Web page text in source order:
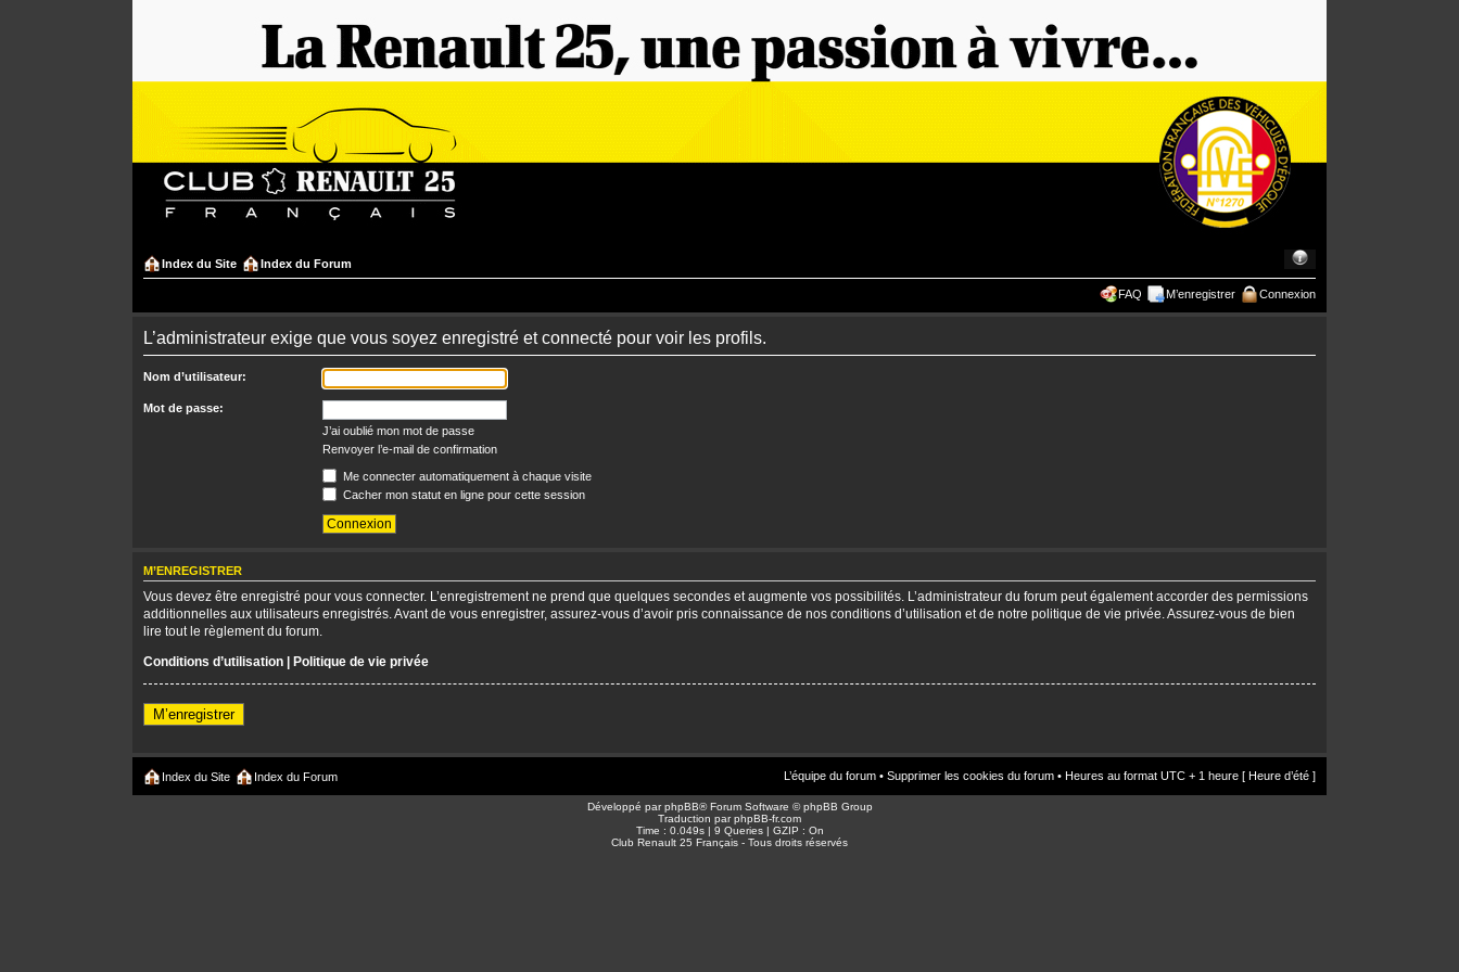
Index du Site Index du Forum
FAQ M’enregistrer Connexion
L’administrateur exige que vous soyez enregistré et connecté pour voir les profils.
Nom d’utilisateur:
Mot de passe:
J’ai oublié mon mot de passe
Renvoyer l’e-mail de confirmation
Me connecter automatiquement à chaque visite
Cacher mon statut en ligne pour cette session
M’ENREGISTRER
Vous devez être enregistré pour vous connecter. L’enregistrement ne prend que quelques secondes et augmente vos possibilités. L’administrateur du forum peut également accorder des permissions
additionnelles aux utilisateurs enregistrés. Avant de vous enregistrer, assurez-vous d’avoir pris connaissance de nos conditions d’utilisation et de notre politique de vie privée. Assurez-vous de bien
lire tout le règlement du forum.
Conditions d’utilisation | Politique de vie privée
M’enregistrer
Index du Site Index du Forum L’équipe du forum • Supprimer les cookies du forum • Heures au format UTC + 1 heure [ Heure d’été ]
Développé parphpBB® Forum Software © phpBB Group
Traduction parphpBB-fr.com
Time : 0.049s | 9 Queries | GZIP : On
Club Renault 25 Français - Tous droits réservés